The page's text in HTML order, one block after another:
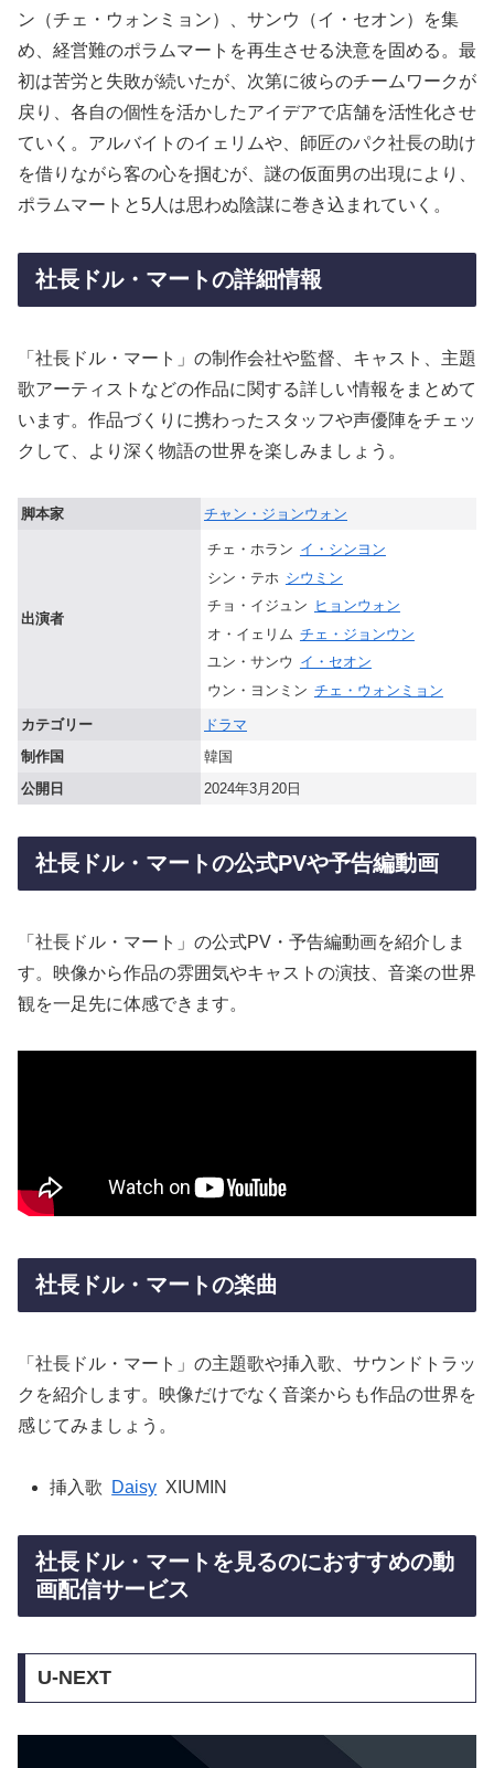
ン（チェ・ウォンミョン）、サンウ（イ・セオン）を集
め、経営難のポラムマートを再生させる決意を固める。最
初は苦労と失敗が続いたが、次第に彼らのチームワークが
戻り、各自の個性を活かしたアイデアで店舗を活性化させ
ていく。アルバイトのイェリムや、師匠のパク社長の助け
を借りながら客の心を掴むが、謎の仮面男の出現により、
ポラムマートと5人は思わぬ陰謀に巻き込まれていく。
社長ドル・マートの詳細情報
「社長ドル・マート」の制作会社や監督、キャスト、主題
歌アーティストなどの作品に関する詳しい情報をまとめて
います。作品づくりに携わったスタッフや声優陣をチェッ
クして、より深く物語の世界を楽しみましょう。
脚本家 チャン・ジョンウォン
出演者
チェ・ホラン イ・シンヨン
シン・テホ シウミン
チョ・イジュン ヒョンウォン
オ・イェリム チェ・ジョンウン
ユン・サンウ イ・セオン
ウン・ヨンミン チェ・ウォンミョン
カテゴリー
ドラマ
制作国
韓国
公開日
2024年3月20日
社長ドル・マートの公式PVや予告編動画
「社長ドル・マート」の公式PV・予告編動画を紹介しま
す。映像から作品の雰囲気やキャストの演技、音楽の世界
観を一足先に体感できます。
社長ドル・マートの楽曲
「社長ドル・マート」の主題歌や挿入歌、サウンドトラッ
クを紹介します。映像だけでなく音楽からも作品の世界を
感じてみましょう。
挿入歌 Daisy XIUMIN
社長ドル・マートを見るのにおすすめの動
画配信サービス
U-NEXT